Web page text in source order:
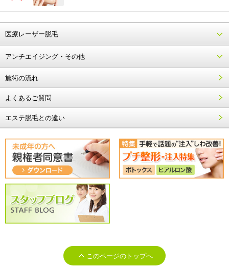
医療レーザー脱毛
アンチエイジング・その他
施術の流れ
よくあるご質問
エステ脱毛との違い
このページのトップへ